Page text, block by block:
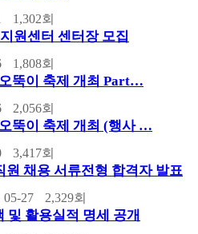
1,302회
원센터 센터장 모집
1,808회
뚝이 축제 개최 Part…
2,056회
뚝이 축제 개최 (행사 …
3,417회
원 채용 서류전형 합격자 발표
05-27 2,329회
및 활용실적 명세 공개